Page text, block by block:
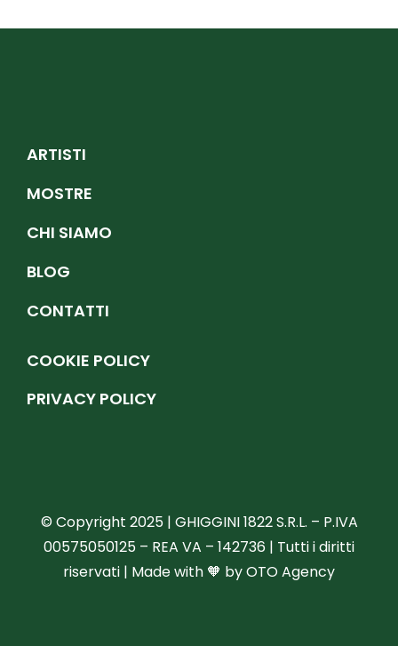
ARTISTI
MOSTRE
CHI SIAMO
BLOG
CONTATTI
COOKIE POLICY
PRIVACY POLICY
© Copyright 2025 | GHIGGINI 1822 S.R.L. – P.IVA
00575050125 – REA VA – 142736 | Tutti i diritti
riservati | Made with 🧡 byOTO Agency